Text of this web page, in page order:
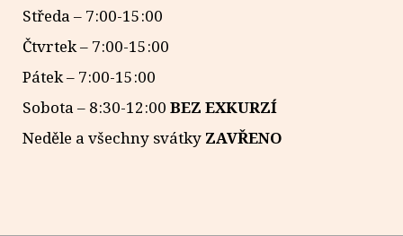
Středa – 7:00-15:00
Čtvrtek – 7:00-15:00
Pátek – 7:00-15:00
Sobota – 8:30-12:00BEZ EXKURZÍ
Neděle a všechny svátkyZAVŘENO